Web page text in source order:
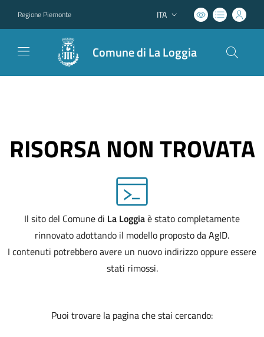
Regione Piemonte Lingua attiva:
ITA
Comune di La Loggia
RISORSA NON TROVATA
Il sito del Comune di La Loggiaè stato completamente
rinnovato adottando il modello proposto da AgID.
I contenuti potrebbero avere un nuovo indirizzo oppure essere
stati rimossi.
Puoi trovare la pagina che stai cercando: